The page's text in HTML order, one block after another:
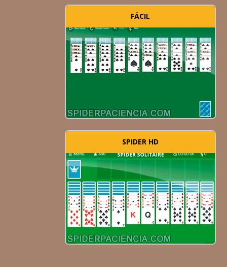
FÁCIL
SPIDER HD